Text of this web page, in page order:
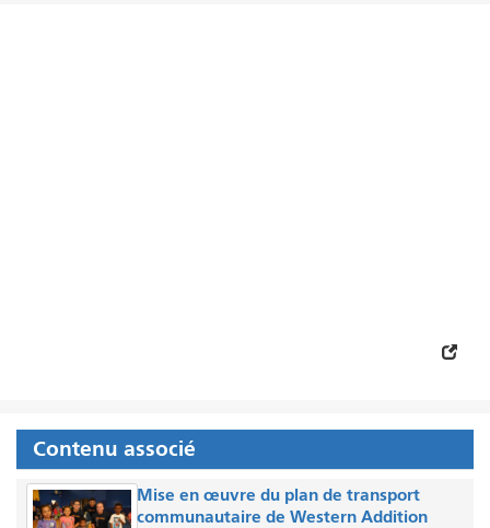
Contenu associé
Mise en œuvre du plan de transport
communautaire de Western Addition